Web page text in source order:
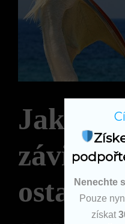
Jak
závisti
Nenechte
Pouze
získat